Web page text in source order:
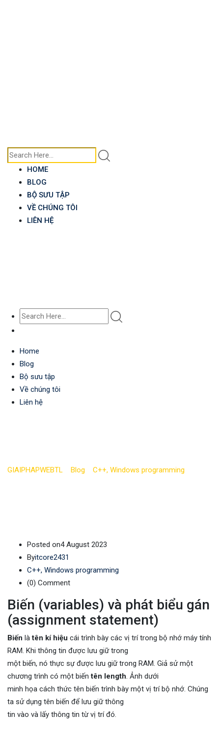
HOME
BLOG
BỘ SƯU TẬP
VỀ CHÚNG TÔI
LIÊN HỆ
Home
Blog
Bộ sưu tập
Về chúng tôi
Liên hệ
GIAIPHAPWEBTL Blog C++, Windows programming
Posted on4 August 2023
Byitcore2431
C++, Windows programming
(0) Comment
Biến (variables) và phát biểu gán
(assignment statement)
Biến làtên kí hiệu cái trình bày các vị trí trong bộ nhớ máy tính
RAM. Khi thông tin được lưu giữ trong
một biến, nó thực sự được lưu giữ trong RAM. Giả sử một
chương trình có một biếntên length. Ảnh dưới
minh họa cách thức tên biến trình bày một vị trí bộ nhớ. Chúng
ta sử dụng tên biến để lưu giữ thông
tin vào và lấy thông tin từ vị trí đó.